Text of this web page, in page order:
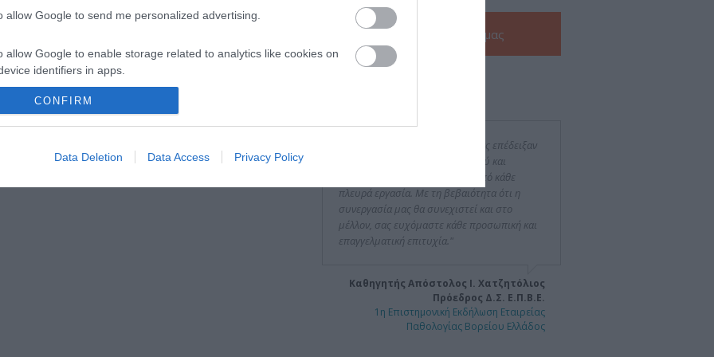
allow Google to send me personalized advertising.
allow Google to enable storage related to analytics like cookies on
identifiers in apps.
allow Google to enable storage related to functionality of the website
allow Google to enable storage related to personalization.
allow Google to enable storage related to security, including
CONFIRM
Data Deletion Data Access Privacy Policy
μας
"Οι συνεργάτες της Εταιρείας σας επέδειξαν
υψηλό επίπεδο επαγγελματισμού και
υπευθυνότητας με μια άψογη από κάθε
πλευρά εργασία. Με τη βεβαιότητα ότι η
συνεργασία μας θα συνεχιστεί και στο
μέλλον, σας ευχόμαστε κάθε προσωπική και
επαγγελματική επιτυχία."
Καθηγητής Απόστολος Ι. Χατζητόλιος
Πρόεδρος Δ.Σ. Ε.Π.Β.Ε.
1η Επιστημονική Εκδήλωση Εταιρείας
Παθολογίας Βορείου Ελλάδος